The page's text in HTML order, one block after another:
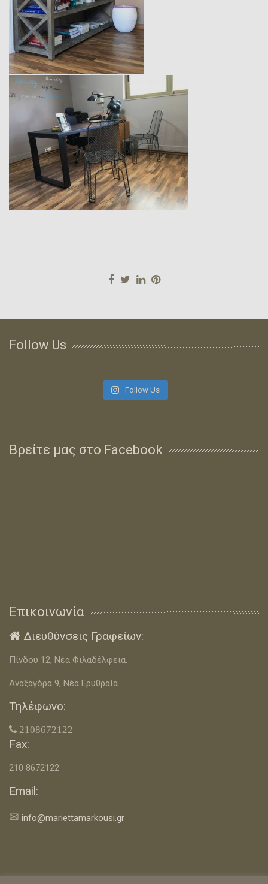
Follow Us
Follow Us
Βρείτε μας στο Facebook
Επικοινωνία
 Διευθύνσεις Γραφείων:
Πίνδου 12, Νέα Φιλαδέλφεια.
Αναξαγόρα 9, Νέα Ερυθραία.
Τηλέφωνο:
 2108672122
Fax:
210 8672122
Email:
✉ info@mariettamarkousi.gr